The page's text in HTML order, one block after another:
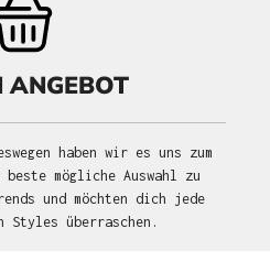
ANGEBOT
haben wir es uns zum
mögliche Auswahl zu
und möchten dich jede
Styles überraschen.